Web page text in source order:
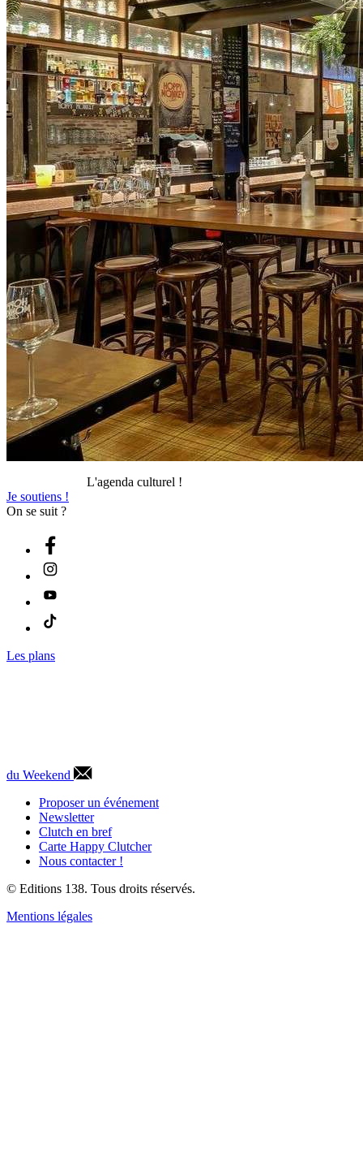
L'agenda culturel !
Je soutiens !
On se suit ?
Les plans
du Weekend
Proposer un événement
Newsletter
Clutch en bref
Carte Happy Clutcher
Nous contacter !
© Editions 138. Tous droits réservés.
Mentions légales